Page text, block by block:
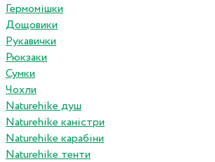
Гермомішки
Дощовики
Рукавички
Рюкзаки
Сумки
Чохли
Naturehike душ
Naturehike каністри
Naturehike карабіни
Naturehike тенти